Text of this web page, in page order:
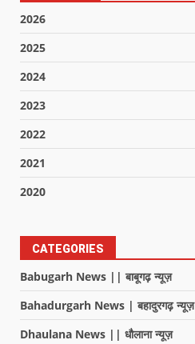
2026
2025
2024
2023
2022
2021
2020
CATEGORIES
Babugarh News || बाबूगढ़ न्यूज़
Bahadurgarh News | बहादुरगढ़ न्यूज़
Dhaulana News || धौलाना न्यूज़